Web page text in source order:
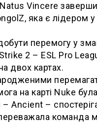
Vincere
яка є лідером у
перемогу у
2 – ESL Pro
двох картах.
на карті Nuke
– Ancient –
команда